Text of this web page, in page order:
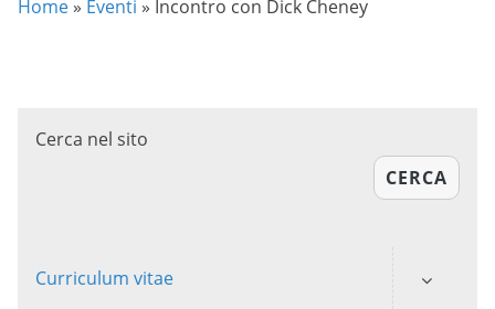
Home » Eventi » Incontro con Dick Cheney
Cerca nel sito
CERCA
Curriculum vitae